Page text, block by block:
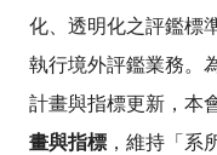
化、透明化之評鑑標
執行境外評鑑業務。
計畫與指標更新，本
畫與指標 ，維持 「系